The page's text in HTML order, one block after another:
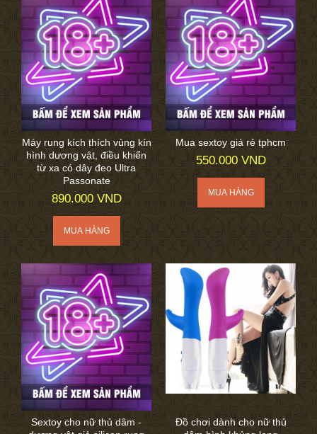
Máy rung kích thích vùng kín
hình dương vật, điều khiển
từ xa có dây đeo Ultra
Passonate
890.000 VND
Mua sextoy giá rẻ tphcm
550.000 VND
Sextoy cho nữ thủ dâm -
Đồ chơi dành cho nữ thủ